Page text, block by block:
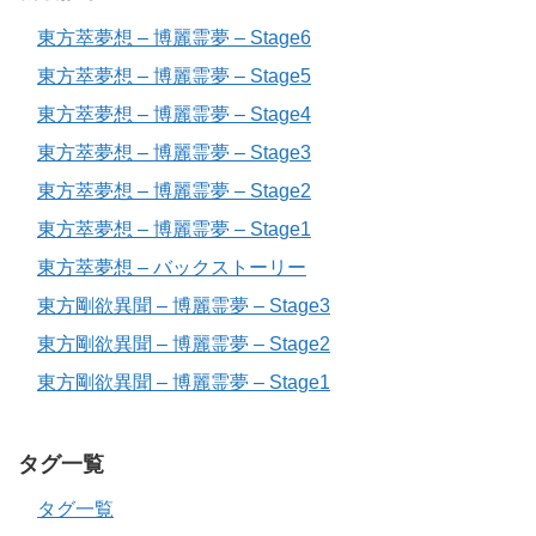
東方萃夢想 – 博麗霊夢 – Stage6
東方萃夢想 – 博麗霊夢 – Stage5
東方萃夢想 – 博麗霊夢 – Stage4
東方萃夢想 – 博麗霊夢 – Stage3
東方萃夢想 – 博麗霊夢 – Stage2
東方萃夢想 – 博麗霊夢 – Stage1
東方萃夢想 – バックストーリー
東方剛欲異聞 – 博麗霊夢 – Stage3
東方剛欲異聞 – 博麗霊夢 – Stage2
東方剛欲異聞 – 博麗霊夢 – Stage1
タグ一覧
タグ一覧